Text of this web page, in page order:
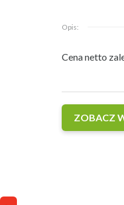
Opis:
Cena netto
ZOBACZ